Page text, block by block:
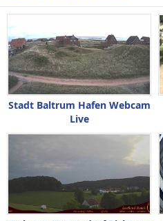
Stadt Baltrum Hafen Webcam
Live